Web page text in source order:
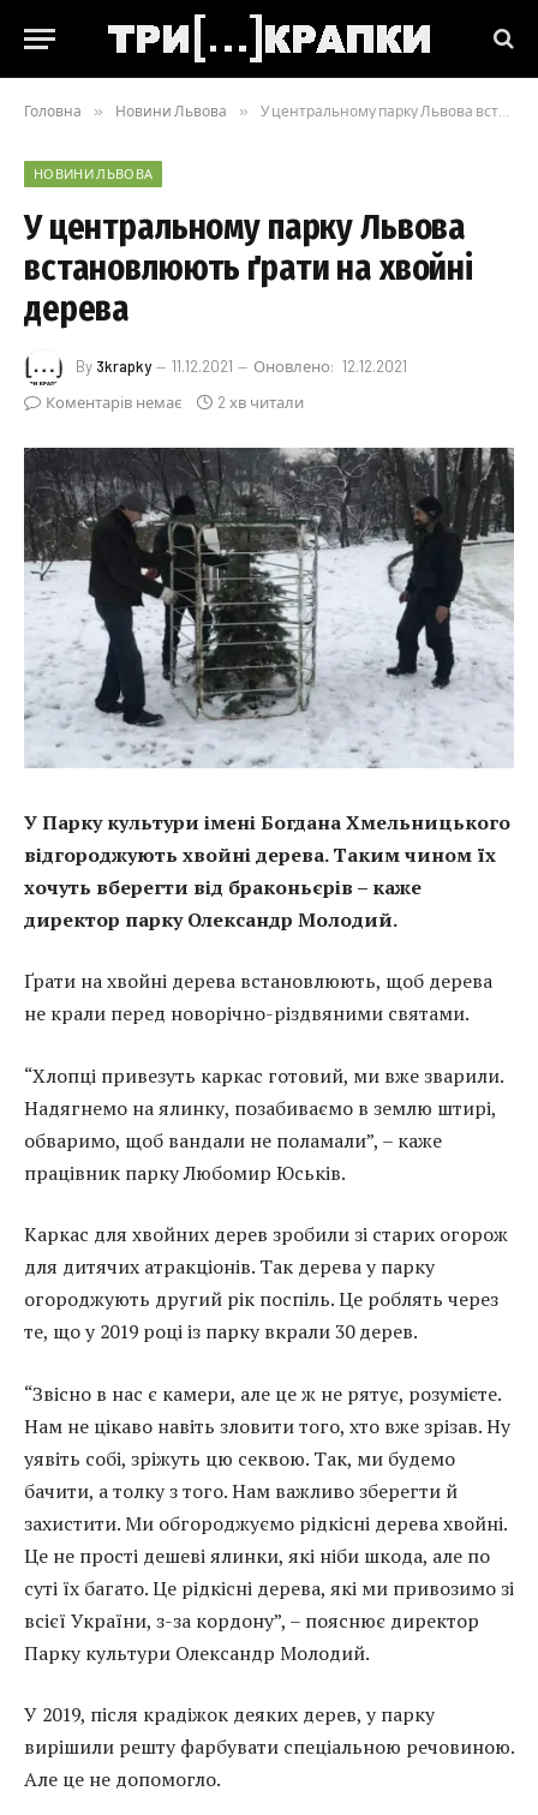
Головна » Новини Львова » У центральному парку Львова встановлюють ґрати на хвойні дерева
НОВИНИ ЛЬВОВА
У центральному парку Львова
встановлюють ґрати на хвойні
дерева
By 3krapky 11.12.2021 Оновлено: 12.12.2021
Коментарів немає
2 хв читали
У Парку культури імені Богдана Хмельницького
відгороджують хвойні дерева. Таким чином їх
хочуть вберегти від браконьєрів – каже
директор парку Олександр Молодий.
Ґрати на хвойні дерева встановлюють, щоб дерева
не крали перед новорічно-різдвяними святами.
“Хлопці привезуть каркас готовий, ми вже зварили.
Надягнемо на ялинку, позабиваємо в землю штирі,
обваримо, щоб вандали не поламали”, – каже
працівник парку Любомир Юськів.
Каркас для хвойних дерев зробили зі старих огорож
для дитячих атракціонів. Так дерева у парку
огороджують другий рік поспіль. Це роблять через
те, що у 2019 році із парку вкрали 30 дерев.
“Звісно в нас є камери, але це ж не рятує, розумієте.
Нам не цікаво навіть зловити того, хто вже зрізав. Ну
уявіть собі, зріжуть цю секвою. Так, ми будемо
бачити, а толку з того. Нам важливо зберегти й
захистити. Ми обгороджуємо рідкісні дерева хвойні.
Це не прості дешеві ялинки, які ніби шкода, але по
суті їх багато. Це рідкісні дерева, які ми привозимо зі
всієї України, з-за кордону”, – пояснює директор
Парку культури Олександр Молодий.
У 2019, після крадіжок деяких дерев, у парку
вирішили решту фарбувати спеціальною речовиною.
Але це не допомогло.